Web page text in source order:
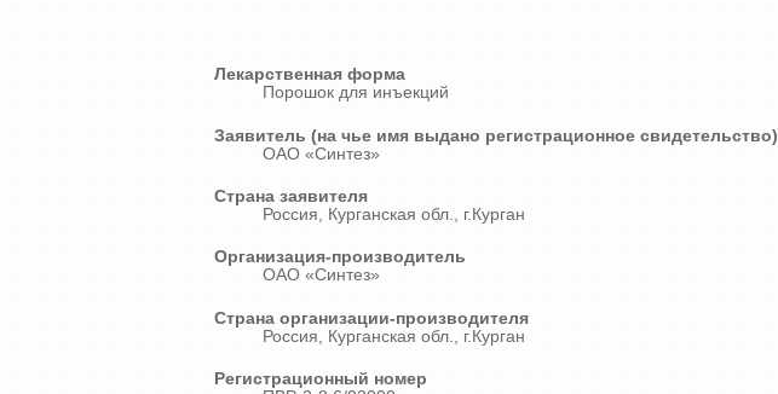
Лекарственная форма
Порошок для инъекций
Заявитель (на чье имя выдано регистрационное свидетельство)
ОАО «Синтез»
Страна заявителя
Россия, Курганская обл., г.Курган
Организация-производитель
ОАО «Синтез»
Страна организации-производителя
Россия, Курганская обл., г.Курган
Регистрационный номер